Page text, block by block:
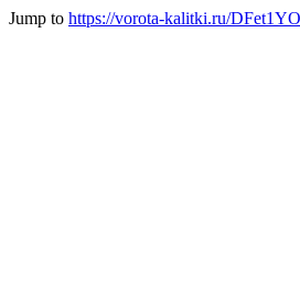
Jump to https://vorota-kalitki.ru/